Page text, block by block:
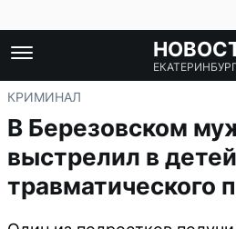
КРИМИНАЛ
В Березовском
выстрелил в
травматического